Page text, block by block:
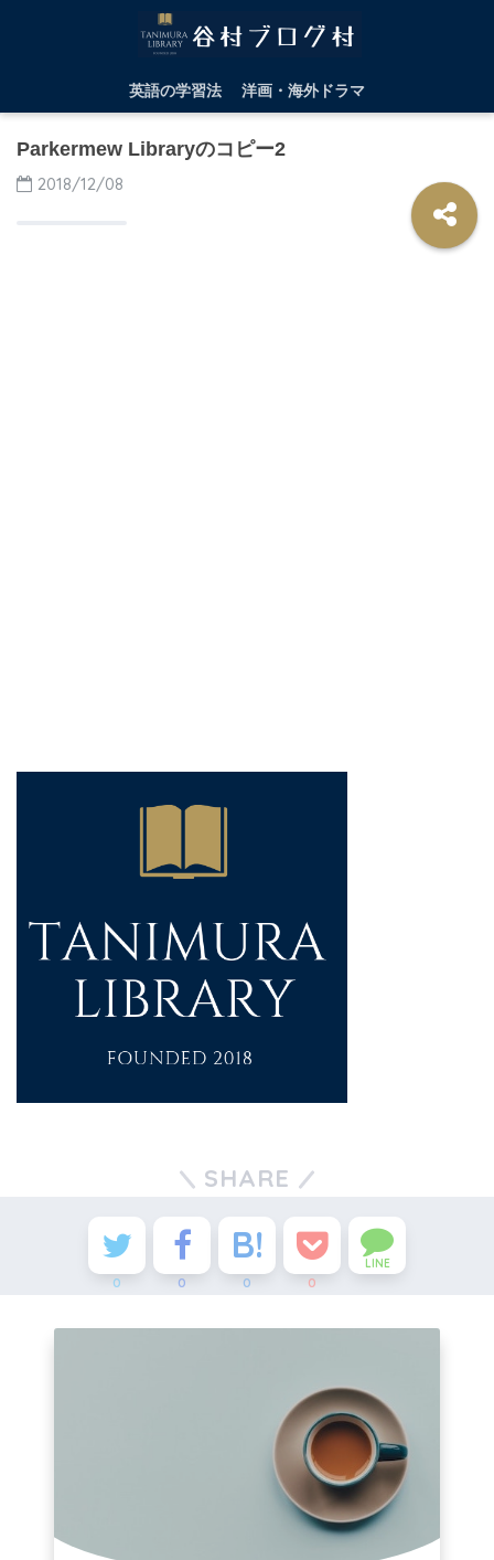
英語の学習法 洋画・海外ドラマ
Parkermew Libraryのコピー2
2018/12/08
SHARE
0 0 0 0
LINE